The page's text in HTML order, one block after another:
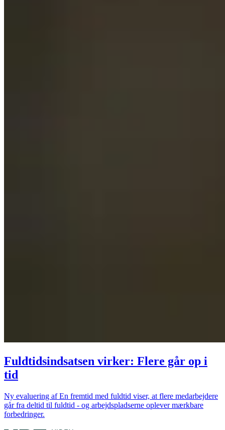
Fuldtidsindsatsen virker: Flere går op i
tid
Ny evaluering af En fremtid med fuldtid viser, at flere medarbejdere
går fra deltid til fuldtid - og arbejdspladserne oplever mærkbare
forbedringer.